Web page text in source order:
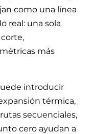
como una línea
real: una sola
más
introducir
térmica,
secuenciales,
cero ayudan a